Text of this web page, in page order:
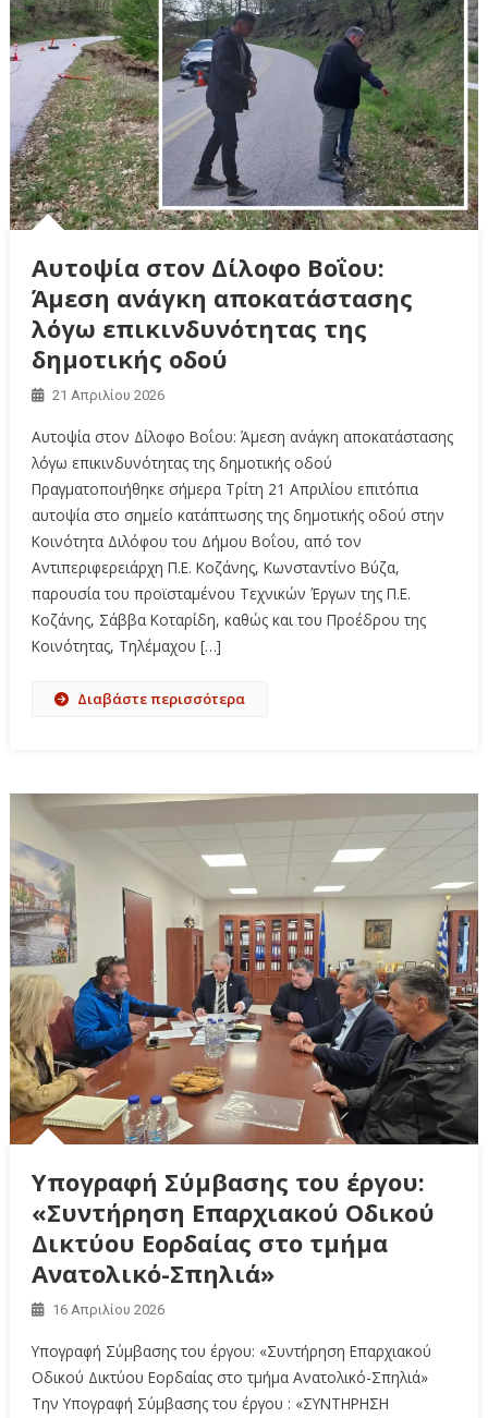
Αυτοψία στον Δίλοφο Βοΐου:
Άμεση ανάγκη αποκατάστασης
λόγω επικινδυνότητας της
δημοτικής οδού
21 Απριλίου 2026
Αυτοψία στον Δίλοφο Βοΐου: Άμεση ανάγκη αποκατάστασης
λόγω επικινδυνότητας της δημοτικής οδού
Πραγματοποιήθηκε σήμερα Τρίτη 21 Απριλίου επιτόπια
αυτοψία στο σημείο κατάπτωσης της δημοτικής οδού στην
Κοινότητα Διλόφου του Δήμου Βοΐου, από τον
Αντιπεριφερειάρχη Π.Ε. Κοζάνης, Κωνσταντίνο Βύζα,
παρουσία του προϊσταμένου Τεχνικών Έργων της Π.Ε.
Κοζάνης, Σάββα Κοταρίδη, καθώς και του Προέδρου της
Κοινότητας, Τηλέμαχου […]
Διαβάστε περισσότερα
Υπογραφή Σύμβασης του έργου:
«Συντήρηση Επαρχιακού Οδικού
Δικτύου Εορδαίας στο τμήμα
Ανατολικό-Σπηλιά»
16 Απριλίου 2026
Υπογραφή Σύμβασης του έργου: «Συντήρηση Επαρχιακού
Οδικού Δικτύου Εορδαίας στο τμήμα Ανατολικό-Σπηλιά»
Την Υπογραφή Σύμβασης του έργου : «ΣΥΝΤΗΡΗΣΗ